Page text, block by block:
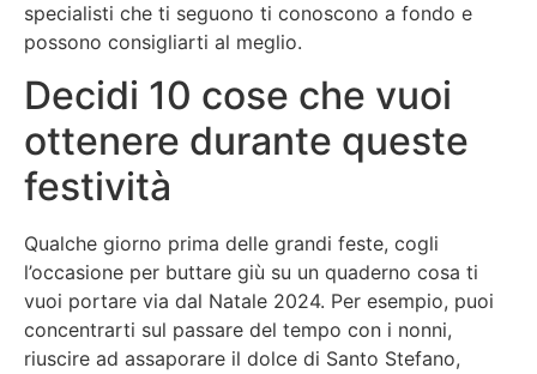
specialisti che ti seguono ti conoscono a fondo e
possono consigliarti al meglio.
Decidi 10 cose che vuoi
ottenere durante queste
festività
Qualche giorno prima delle grandi feste, cogli
l’occasione per buttare giù su un quaderno cosa ti
vuoi portare via dal Natale 2024. Per esempio, puoi
concentrarti sul passare del tempo con i nonni,
riuscire ad assaporare il dolce di Santo Stefano,